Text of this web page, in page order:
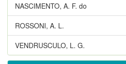
NASCIMENTO, A. F. do
ROSSONI, A. L.
VENDRUSCULO, L. G.